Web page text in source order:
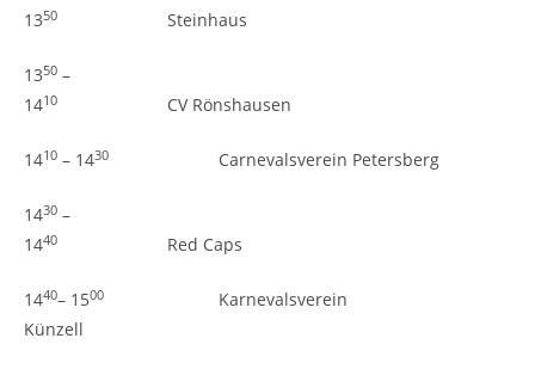
1350 Steinhaus
1350 –
1410 CV Rönshausen
1410 – 1430 Carnevalsverein Petersberg
1430 –
1440 Red Caps
1440– 1500
Karnevalsverein
Künzell